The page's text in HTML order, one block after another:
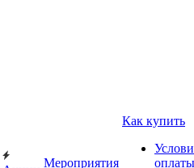
Мероприятия
Как купить
оплаты